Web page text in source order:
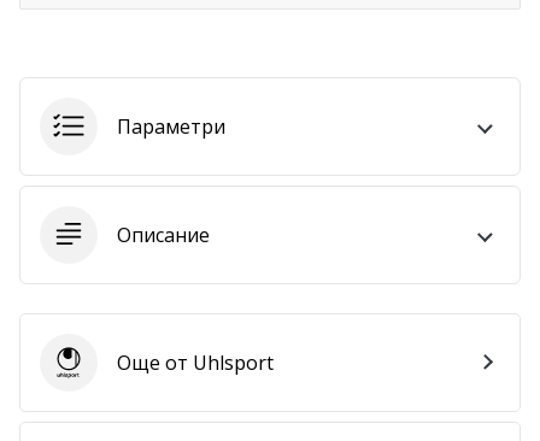
Параметри
Описание
UhlsportОще от Uhlsport